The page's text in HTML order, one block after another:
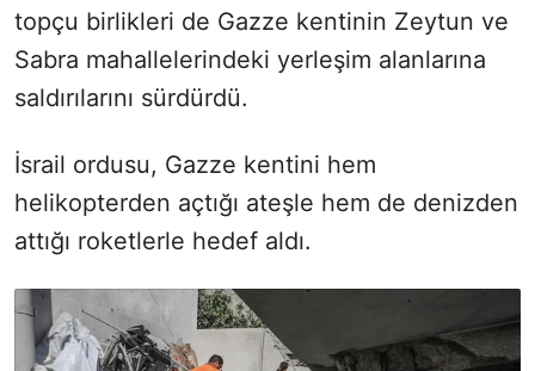
topçu birlikleri de Gazze kentinin Zeytun ve
Sabra mahallelerindeki yerleşim alanlarına
saldırılarını sürdürdü.
İsrail ordusu, Gazze kentini hem
helikopterden açtığı ateşle hem de denizden
attığı roketlerle hedef aldı.